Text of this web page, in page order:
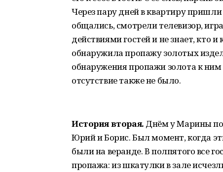
Через пару дней в квартиру пришли
общались, смотрели телевизор,
действиями гостей и не знает, кто
обнаружила пропажу золотых
обнаружения пропажи золота к
отсутствие также не было.
История вторая. Днём у Марины по
Юрий и Борис. Был момент, когда
были на веранде. В полпятого все
пропажа: из шкатулки в зале